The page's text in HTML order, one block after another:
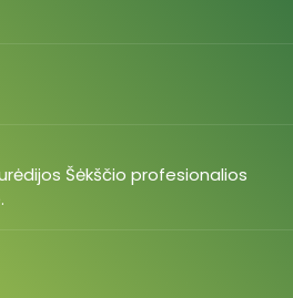
Šėkščio profesionalios